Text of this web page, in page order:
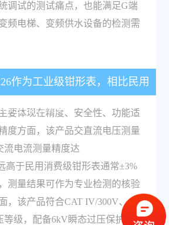
调试的测试痛点，也能满足G端
频电梯、变频供水设备的检测需
作为工业级钳形表，相比民用
哪些核心优势？
要体现在精度、安全性、功能适
度方面，该产品交直流电压测量
流电流测量精度达
高于民用消费级钳形表通常±3%
测量结果可作为专业检测的核验
，该产品符合CAT IV/300V、
等级，配备6kV瞬态过压保护，